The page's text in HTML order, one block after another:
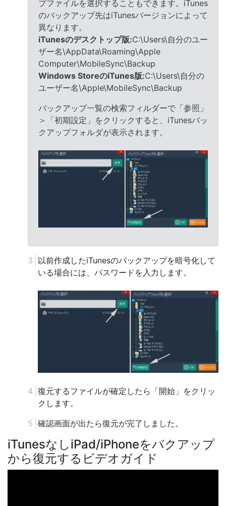
プファイルを選択することもできます。iTunes
のバックアップ先はiTunesバージョンによって
異なります。
iTunesのデスクトップ版:C:\Users\自分のユー
ザー名\AppData\Roaming\Apple
Computer\MobileSync\Backup
Windows StoreのiTunes版:C:\Users\自分の
ユーザー名\Apple\MobileSync\Backup
バックアップ一覧の検索フィルダーで「参照」
＞「初期設定」をクリックすると、iTunesバッ
クアップフォルダが表示されます。
以前作成したiTunesのバックアップを暗号化して
いる場合には、パスワードを入力します。
復元するファイルが確定したら「開始」をクリッ
クします。
確認画面が出たら復元が完了しました。
iTunesなしiPad/iPhoneをバクアップ
から復元するビデオガイド